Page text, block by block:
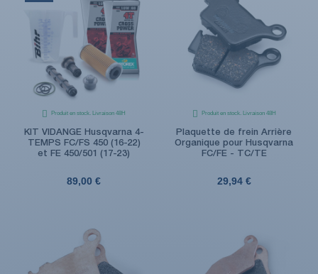
Produit en stock. Livraison 48H
KIT VIDANGE Husqvarna 4-
TEMPS FC/FS 450 (16-22)
et FE 450/501 (17-23)
89,00 €
Produit en stock. Livraison 48H
Plaquette de frein Arrière
Organique pour Husqvarna
FC/FE - TC/TE
29,94 €